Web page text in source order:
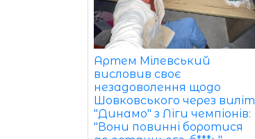
Артем Мілевський
висловив своє
незадоволення щодо
Шовковського через виліт
"Динамо" з Ліги чемпіонів:
"Вони повинні боротися